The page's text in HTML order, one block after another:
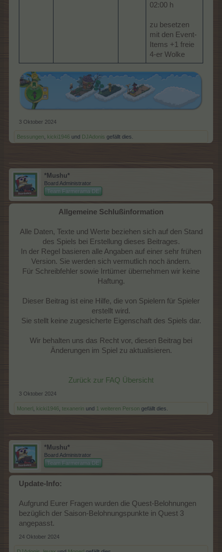
02:00 h
zu besetzen
mit den Event-
Items +1 freie
4-er Wolke
3 Oktober 2024
Bessungen kicki1946 und DJAdonis gefällt dies.
*Mushu*
Board Administrator
Team Farmerama DE
Allgemeine Schlußinformation
Alle Daten, Texte und Werte beziehen sich auf den Stand
des Spiels bei Erstellung dieses Beitrages.
In der Regel basieren alle Angaben auf einer sehr frühen
Version. Sie werden sich vermutlich noch ändern.
Für Schreibfehler sowie Irrtümer übernehmen wir keine
Haftung.
Dieser Beitrag ist eine Hilfe, die von Spielern für Spieler
erstellt wird.
Sie stellt keine zugesicherte Eigenschaft des Spiels dar.
Wir behalten uns das Recht vor, diesen Beitrag bei
Änderungen im Spiel zu aktualisieren.
Zurück zur FAQ Übersicht
3 Oktober 2024
Monerl kicki1946 texanerin und 1 weiteren Person gefällt dies.
*Mushu*
Board Administrator
Team Farmerama DE
Update-Info:
Aufgrund Eurer Fragen wurden die Quest-Belohnungen
bezüglich der Saison-Belohnungspunkte in Quest 3
angepasst.
24 Oktober 2024